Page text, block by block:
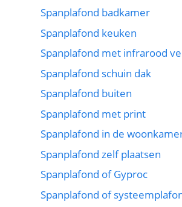
Spanplafond badkamer
Spanplafond keuken
Spanplafond met infrarood
Spanplafond schuin dak
Spanplafond buiten
Spanplafond met print
Spanplafond in de
Spanplafond zelf plaatsen
Spanplafond of Gyproc
Spanplafond of